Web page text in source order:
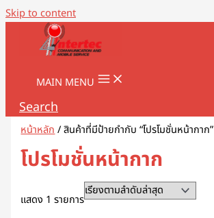
Skip to content
MAIN MENU
Search
หน้าหลัก/ สินค้าที่มีป้ายกำกับ “โปรโมชั่นหน้ากาก”
โปรโมชั่นหน้ากาก
แสดง 1 รายการ